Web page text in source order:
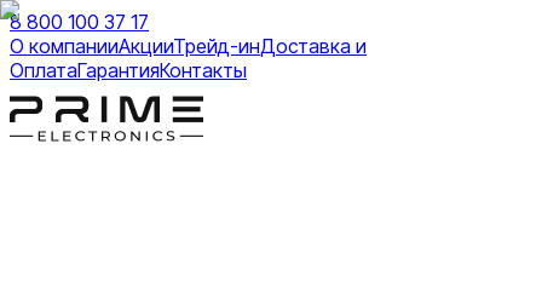
8 800 100 37 17
О компанииАкцииТрейд-инДоставка и
ОплатаГарантияКонтакты